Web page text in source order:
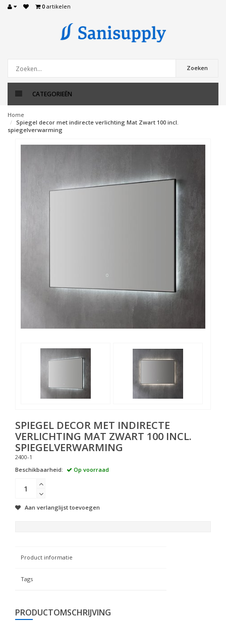
0 artikelen
Zoeken
CATEGORIEËN
Home
Spiegel decor met indirecte verlichting Mat Zwart 100 incl.
spiegelverwarming
SPIEGEL DECOR MET INDIRECTE
VERLICHTING MAT ZWART 100 INCL.
SPIEGELVERWARMING
2400-1
Beschikbaarheid:
Op voorraad
Aan verlanglijst toevoegen
Product informatie
Tags
PRODUCTOMSCHRIJVING